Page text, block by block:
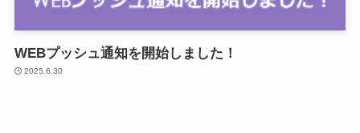
WEBプッシュ通知を開始しました！
2025.6.30